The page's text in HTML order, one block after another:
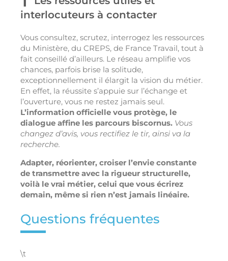
interlocuteurs à contacter
Vous consultez, scrutez, interrogez les ressources
du Ministère, du CREPS, de France Travail, tout à
fait conseillé d’ailleurs. Le réseau amplifie vos
chances, parfois brise la solitude,
exceptionnellement il élargit la vision du métier.
En effet, la réussite s’appuie sur l’échange et
l’ouverture, vous ne restez jamais seul.
L’information officielle vous protège, le
dialogue affine les parcours biscornus. Vous
changez d’avis, vous rectifiez le tir, ainsi va la
recherche.
Adapter, réorienter, croiser l’envie constante
de transmettre avec la rigueur structurelle,
voilà le vrai métier, celui que vous écrirez
demain, même si rien n’est jamais linéaire.
Questions fréquentes
\t